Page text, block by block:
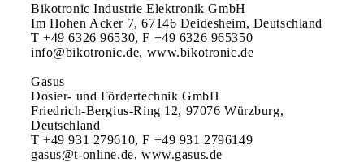
Bikotronic Industrie Elektronik GmbH
Im Hohen Acker 7, 67146 Deidesheim, Deutschland
T +49 6326 96530, F +49 6326 965350
info@bikotronic.de, www.bikotronic.de
Gasus
Dosier- und Fördertechnik GmbH
Friedrich-Bergius-Ring 12, 97076 Würzburg,
Deutschland
T +49 931 279610, F +49 931 2796149
gasus@t-online.de, www.gasus.de